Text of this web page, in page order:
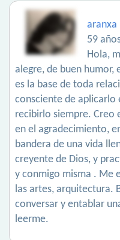
aranxa
59
Hola,
alegre, de buen humor,
es la base de toda
consciente de
recibirlo siempre. Creo
en el agradecimiento,
bandera de una vida
creyente de Dios, y
y conmigo misma . Me
las artes, arquitectura.
conversar y entablar
leerme.